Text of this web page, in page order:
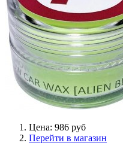
Цена: 986 руб
Перейти в магазин